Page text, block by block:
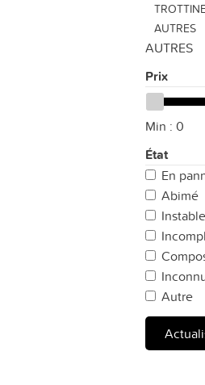
AUTRES
AUTRES
Prix
Min : 0
État
En
Abimé
Instable
Autre